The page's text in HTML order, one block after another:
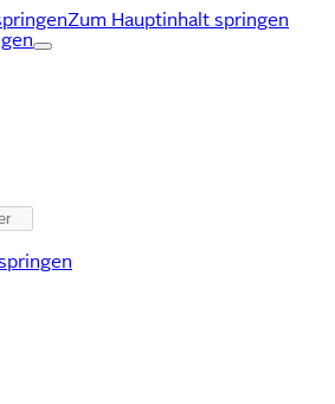
Zum Hauptinhalt springen